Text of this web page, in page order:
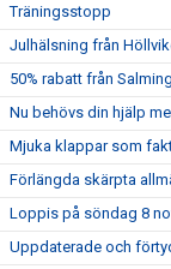
Träningsstopp
Julhälsning från
50% rabatt från
Nu behövs din hjälp
Mjuka klappar som
Förlängda skärpta
Loppis på söndag 8
Uppdaterade och